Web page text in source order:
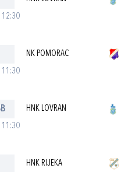
12:30
11:30
NK POMORAC
11:30
HNK LOVRAN
HNK RIJEKA